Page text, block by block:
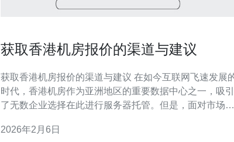
获取香港机房报价的渠道与建议
获取香港机房报价的渠道与建议 在如今互联网飞速发展的
时代，香港机房作为亚洲地区的重要数据中心之一，吸引
了无数企业选择在此进行服务器托管。但是，面对市场上
出合理的选择，成为了每个企业亟需解决的问题。本文将
2026年2月6日